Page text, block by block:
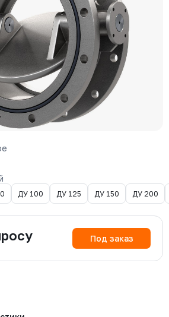
zakaz325@ks-rus.com
Email для связи
9, пав. 31
ДУ 100 ДУ 125 ДУ 150 ДУ 200
Под заказ